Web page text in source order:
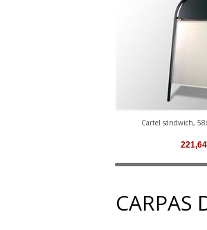
Cartel sándwich,
221,64
CARPAS